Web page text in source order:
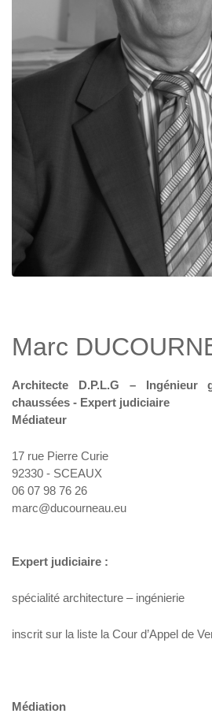
Marc
Architecte D.P.L.G – Ingénieur
chaussées - Expert judiciaire
Médiateur
17 rue Pierre Curie
92330 - SCEAUX
06 07 98 76 26
marc@ducourneau.eu
Expert judiciaire :
spécialité architecture – ingénierie
inscrit sur la liste la Cour d’Appel de
Médiation